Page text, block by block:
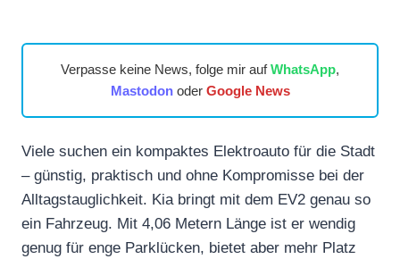
Verpasse keine News, folge mir aufWhatsApp,
Mastodonoder Google News
Viele suchen ein kompaktes Elektroauto für die Stadt
– günstig, praktisch und ohne Kompromisse bei der
Alltagstauglichkeit. Kia bringt mit dem EV2 genau so
ein Fahrzeug. Mit 4,06 Metern Länge ist er wendig
genug für enge Parklücken, bietet aber mehr Platz